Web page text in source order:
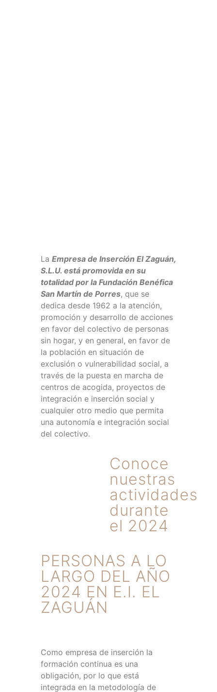
LaEmpresa de Inserción El Zaguán,
S.L.U. está promovida en su
totalidad por la Fundación Benéfica
San Martín de Porres, que se
dedica desde 1962 a la atención,
promoción y desarrollo de acciones
en favor del colectivo de personas
sin hogar, y en general, en favor de
la población en situación de
exclusión o vulnerabilidad social, a
través de la puesta en marcha de
centros de acogida, proyectos de
integración e inserción social y
cualquier otro medio que permita
una autonomía e integración social
del colectivo.
Conoce
nuestras
actividades
durante
el 2024
PERSONAS A LO
LARGO DEL AÑO
2024 EN E.I. EL
ZAGUÁN
Como empresa de inserción la
formación continua es una
obligación, por lo que está
integrada en la metodología de